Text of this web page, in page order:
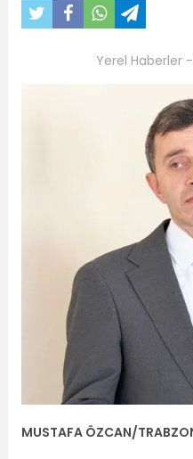
Yerel Haberler
MUSTAFA ÖZCAN/